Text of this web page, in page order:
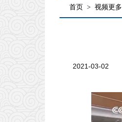
首页 > 视频更多
2021-03-02